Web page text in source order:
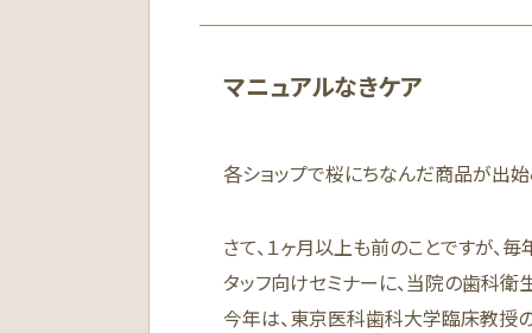
マニュアルなきケア
各ショップで桜にちなんだ商品が出始
さて、１ヶ月以上も前のことですが
タッフ向けセミナーに、当院の歯科衛
今年は、東京医科歯科大学臨床教授